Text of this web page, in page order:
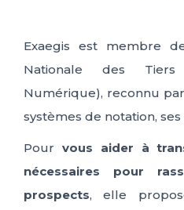
Exaegis estmembre de
Nationale des
Numérique), reconnu
systèmes de notation,
Pour vous aider à
nécessaires pour
prospects, elle